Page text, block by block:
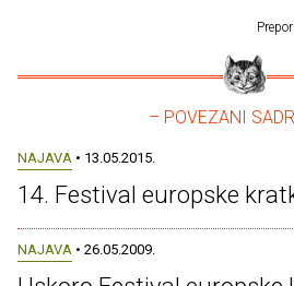
– POVEZANI
NAJAVA • 13.05.2015.
14. Festival europske
NAJAVA • 26.05.2009.